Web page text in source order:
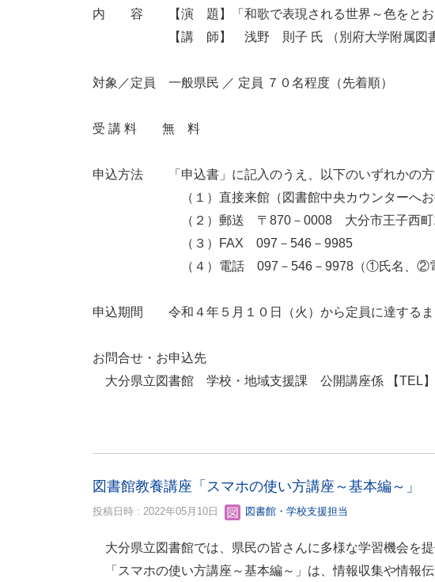
内 容 【演 題】「和歌で表現される世界～色をとお
【講 師】 浅野 則子 氏 （別府大学附属図書
対象／定員 一般県民 ／ 定員 ７０名程度（先着順）
受 講 料 無 料
申込方法 「申込書」に記入のうえ、以下のいずれかの方
（１）直接来館（図書館中央カウンターへお持
（２）郵送 〒870－0008 大分市王子西町14-
（３）FAX 097－546－9985
（４）電話 097－546－9978（①氏名、②電話
申込期間 令和４年５月１０日（火）から定員に達するま
お問合せ・お
大分県立図書館 学校・地域支援課 公開講座係 【TEL
図書館教養講座「スマホの使い方講座～基本編～」
投稿日時 : 2022年05月10日 図書館・学校支援担当
大分県立図書館では、県民の皆さんに多様な学習機会を
「スマホの使い方講座～基本編～」は、情報収集や情報